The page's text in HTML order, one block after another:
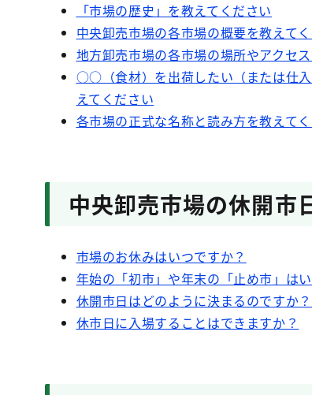
「市場の歴史」を教えてください
中央卸売市場の各市場の概要を教えて
地方卸売市場の各市場の場所やアクセ
○○（食材）を出荷したい（または仕
えてください
各市場の正式な名称と読み方を教えて
中央卸売市場の休開市
市場のお休みはいつですか？
年始の「初市」や年末の「止め市」は
休開市日はどのように決まるのですか？
休市日に入場することはできますか？